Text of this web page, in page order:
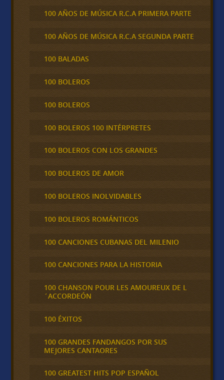
100 AÑOS DE MÚSICA R.C.A PRIMERA PARTE
100 AÑOS DE MÚSICA R.C.A SEGUNDA PARTE
100 BALADAS
100 BOLEROS
100 BOLEROS
100 BOLEROS 100 INTÉRPRETES
100 BOLEROS CON LOS GRANDES
100 BOLEROS DE AMOR
100 BOLEROS INOLVIDABLES
100 BOLEROS ROMÁNTICOS
100 CANCIONES CUBANAS DEL MILENIO
100 CANCIONES PARA LA HISTORIA
100 CHANSON POUR LES AMOUREUX DE L
´ACCORDEÓN
100 ÉXITOS
100 GRANDES FANDANGOS POR SUS
MEJORES CANTAORES
100 GREATEST HITS POP ESPAÑOL